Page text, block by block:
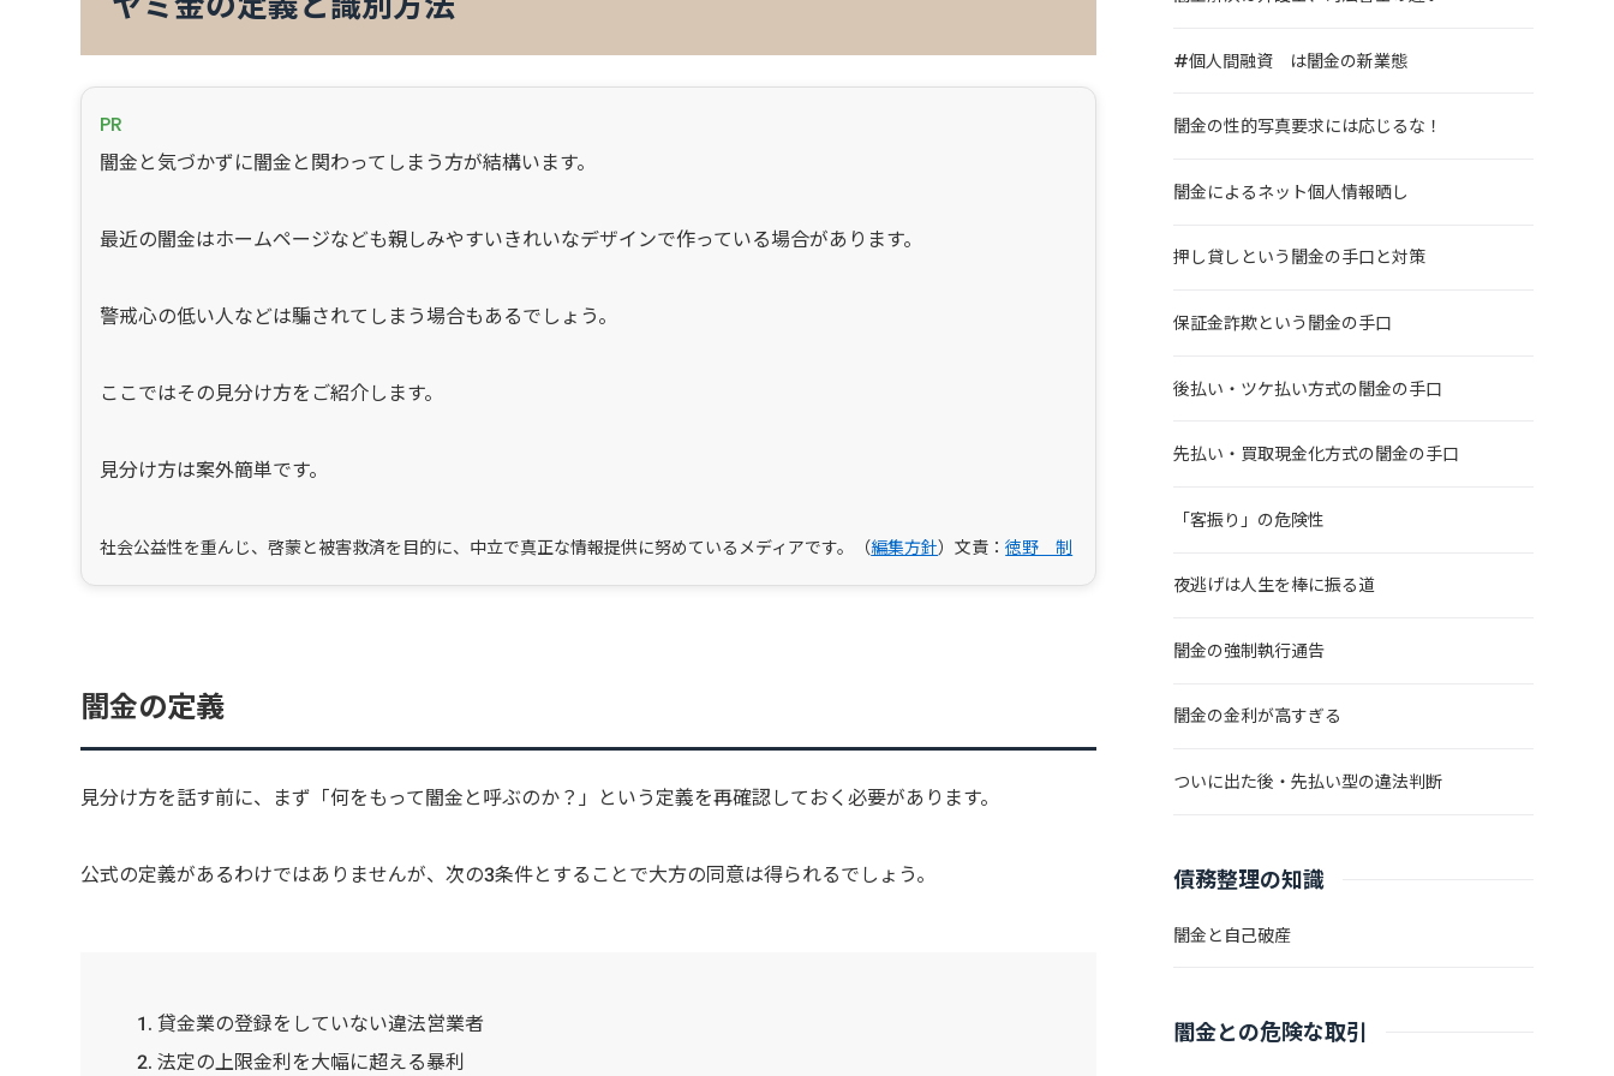
PR
闇金と気づかずに闇金と関わってしまう方が結構います。
最近の闇金はホームページなども親しみやすいきれいなデザインで作っている場合があります。
警戒心の低い人などは騙されてしまう場合もあるでしょう。
ここではその見分け方をご紹介します。
見分け方は案外簡単です。
社会公益性を重んじ、啓蒙と被害救済を目的に、中立で真正な情報提供に努めているメディアです。（編集方針）文責：徳野 制
闇金の定義
見分け方を話す前に、まず「何をもって闇金と呼ぶのか？」という定義を再確認しておく必要があります。
公式の定義があるわけではありませんが、次の3条件とすることで大方の同意は得られるでしょう。
貸金業の登録をしていない違法営業者
法定の上限金利を大幅に超える暴利
#個人間融資 は闇金の新業態
闇金の性的写真要求には応じるな！
闇金によるネット個人情報晒し
押し貸しという闇金の手口と対策
保証金詐欺という闇金の手口
後払い・ツケ払い方式の闇金の手口
先払い・買取現金化方式の闇金の手口
「客振り」の危険性
夜逃げは人生を棒に振る道
闇金の強制執行通告
闇金の金利が高すぎる
ついに出た後・先払い型の違法判断
債務整理の知識
闇金と自己破産
闇金との危険な取引